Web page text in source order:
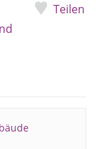
Teilen